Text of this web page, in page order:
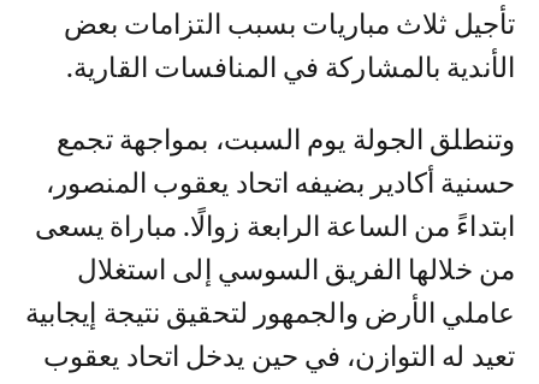
تأجيل ثلاث مباريات بسبب التزامات بعض
الأندية بالمشاركة في المنافسات القارية.
وتنطلق الجولة يوم السبت، بمواجهة تجمع
حسنية أكادير بضيفه اتحاد يعقوب المنصور،
ابتداءً من الساعة الرابعة زوالًا. مباراة يسعى
من خلالها الفريق السوسي إلى استغلال
عاملي الأرض والجمهور لتحقيق نتيجة إيجابية
تعيد له التوازن، في حين يدخل اتحاد يعقوب